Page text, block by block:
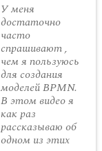
У меня
достаточно
часто
спрашивают ,
чем я пользуюсь
для создания
моделей BPMN.
В этом видео я
как раз
рассказываю об
одном из этих